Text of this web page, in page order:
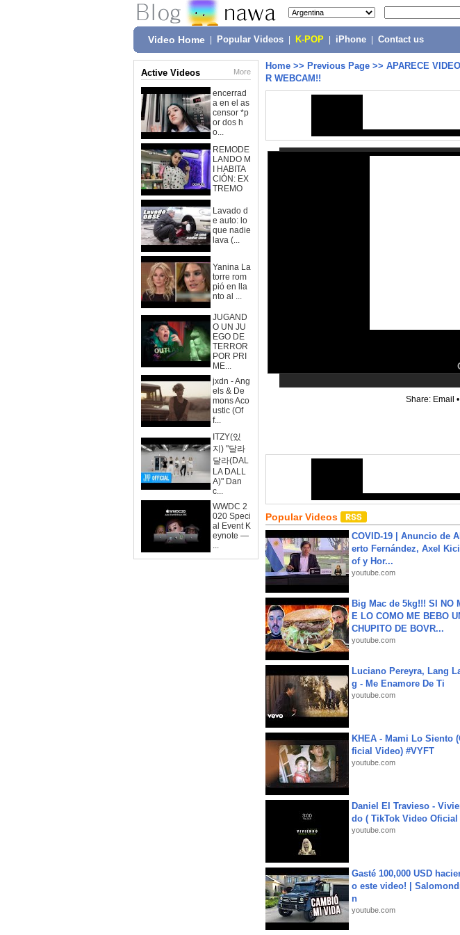
Video Home Popular Videos K-POP iPhone Contact us
Active Videos More
encerrad
a en el as
censor *p
or dos h
o...
REMODE
LANDO M
I HABITA
CIÓN: EX
TREMO
Lavado d
e auto: lo
que nadie
lava (...
Yanina La
torre rom
pió en lla
nto al ...
JUGAND
O UN JU
EGO DE
TERROR
POR PRI
ME...
jxdn - Ang
els & De
mons Aco
ustic (Of
f...
ITZY(있
지) "달라
달라(DAL
LA DALL
A)" Dan
c...
WWDC 2
020 Speci
al Event K
eynote —
...
Home >> Previous Page >> APARECE
R WEBCAM!!
Share: Email •
Popular Videos
COVID-19 | Anuncio de
erto Fernández, Axel Kicill
of y Hor...
youtube.com
Big Mac de 5kg!!! SI NO
E LO COMO ME BEBO
CHUPITO DE BOVR...
youtube.com
Luciano Pereyra, Lang
g - Me Enamore De Ti
youtube.com
KHEA - Mami Lo Siento
ficial Video) #VYFT
youtube.com
Daniel El Travieso -
do ( TikTok Video Oficial
youtube.com
Gasté 100,000 USD
o este video! |
n
youtube.com